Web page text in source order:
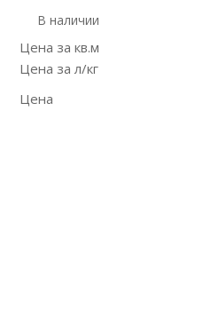
В наличии
Цена за кв.м
Цена за л/кг
Цена